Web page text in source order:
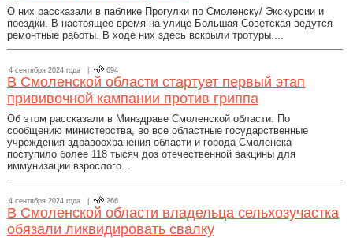
О них рассказали в паблике Прогулки по Смоленску/ Экскурсии и
поездки. В настоящее время на улице Большая Советская ведутся
ремонтные работы. В ходе них здесь вскрыли тротуры....
4 сентября 2024 года | 694
В Смоленской области стартует первый этап
прививочной кампании против гриппа
Об этом рассказали в Минздраве Смоленской области. По
сообщению министерства, во все областные государственные
учреждения здравоохранения области и города Смоленска
поступило более 118 тысяч доз отечественной вакцины для
иммунизации взрослого...
4 сентября 2024 года | 266
В Смоленской области владельца сельхозучастка
обязали ликвидировать свалку